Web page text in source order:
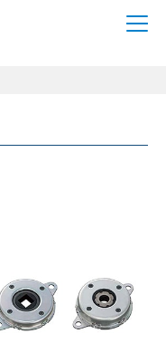
"damper" }